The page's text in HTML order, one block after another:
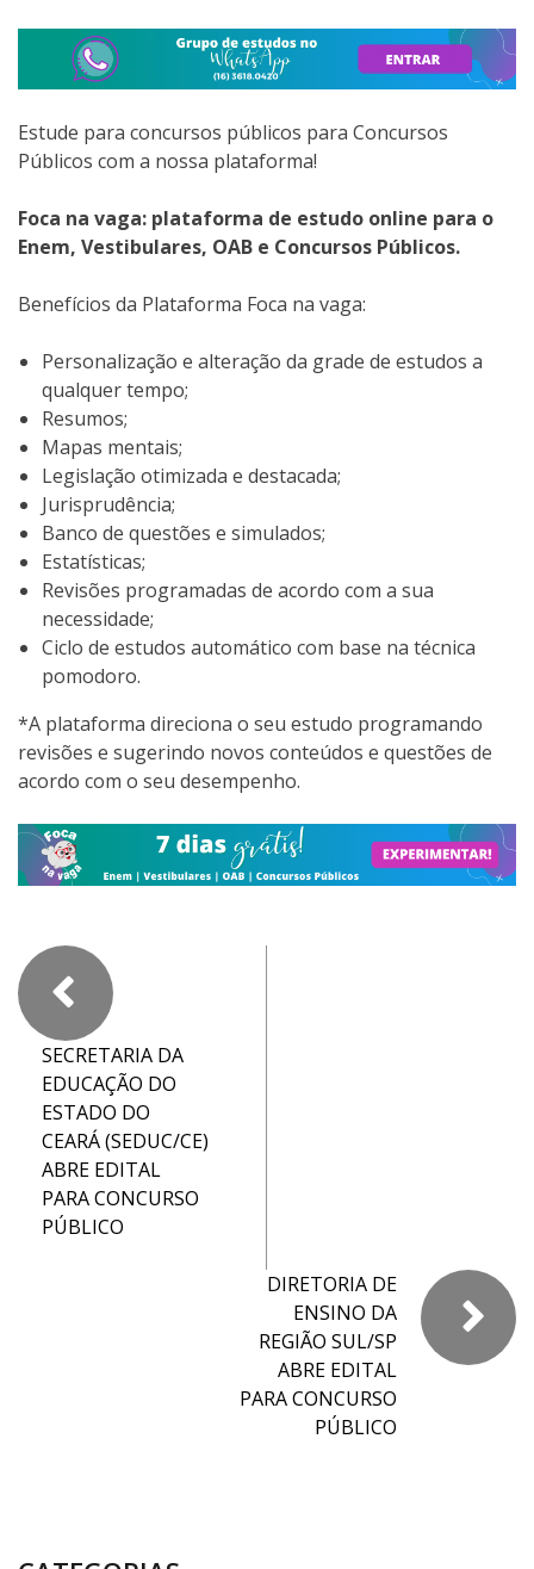
Estude para concursos públicos para Concursos
Públicos com a nossa plataforma!
Foca na vaga: plataforma de estudo online para o
Enem, Vestibulares, OAB e Concursos Públicos.
Benefícios da Plataforma Foca na vaga:
Personalização e alteração da grade de estudos a
qualquer tempo;
Resumos;
Mapas mentais;
Legislação otimizada e destacada;
Jurisprudência;
Banco de questões e simulados;
Estatísticas;
Revisões programadas de acordo com a sua
necessidade;
Ciclo de estudos automático com base na técnica
pomodoro.
*A plataforma direciona o seu estudo programando
revisões e sugerindo novos conteúdos e questões de
acordo com o seu desempenho.
SECRETARIA DA
EDUCAÇÃO DO
ESTADO DO
CEARÁ (SEDUC/CE)
ABRE EDITAL
PARA CONCURSO
PÚBLICO
DIRETORIA DE
ENSINO DA
REGIÃO SUL/SP
ABRE EDITAL
PARA CONCURSO
PÚBLICO